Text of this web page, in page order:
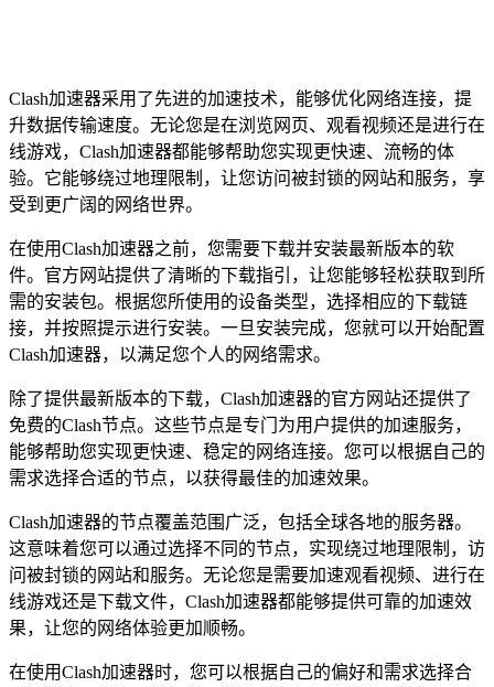
Clash加速器采用了先进的加速技术，能够优化网络连接，提
升数据传输速度。无论您是在浏览网页、观看视频还是进行在
线游戏，Clash加速器都能够帮助您实现更快速、流畅的体
验。它能够绕过地理限制，让您访问被封锁的网站和服务，享
受到更广阔的网络世界。
在使用Clash加速器之前，您需要下载并安装最新版本的软
件。官方网站提供了清晰的下载指引，让您能够轻松获取到所
需的安装包。根据您所使用的设备类型，选择相应的下载链
接，并按照提示进行安装。一旦安装完成，您就可以开始配置
Clash加速器，以满足您个人的网络需求。
除了提供最新版本的下载，Clash加速器的官方网站还提供了
免费的Clash节点。这些节点是专门为用户提供的加速服务，
能够帮助您实现更快速、稳定的网络连接。您可以根据自己的
需求选择合适的节点，以获得最佳的加速效果。
Clash加速器的节点覆盖范围广泛，包括全球各地的服务器。
这意味着您可以通过选择不同的节点，实现绕过地理限制，访
问被封锁的网站和服务。无论您是需要加速观看视频、进行在
线游戏还是下载文件，Clash加速器都能够提供可靠的加速效
果，让您的网络体验更加顺畅。
在使用Clash加速器时，您可以根据自己的偏好和需求选择合